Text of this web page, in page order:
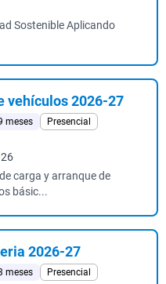
Sostenible Aplicando
vehículos 2026-27
meses
Presencial
carga y arranque de
básic...
2026-27
meses
Presencial